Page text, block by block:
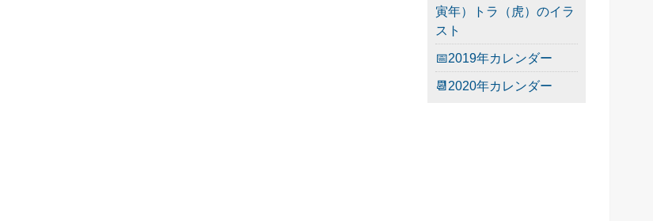
寅年）トラ（虎）のイラ
スト
📅2019年カレンダー
📆2020年カレンダー